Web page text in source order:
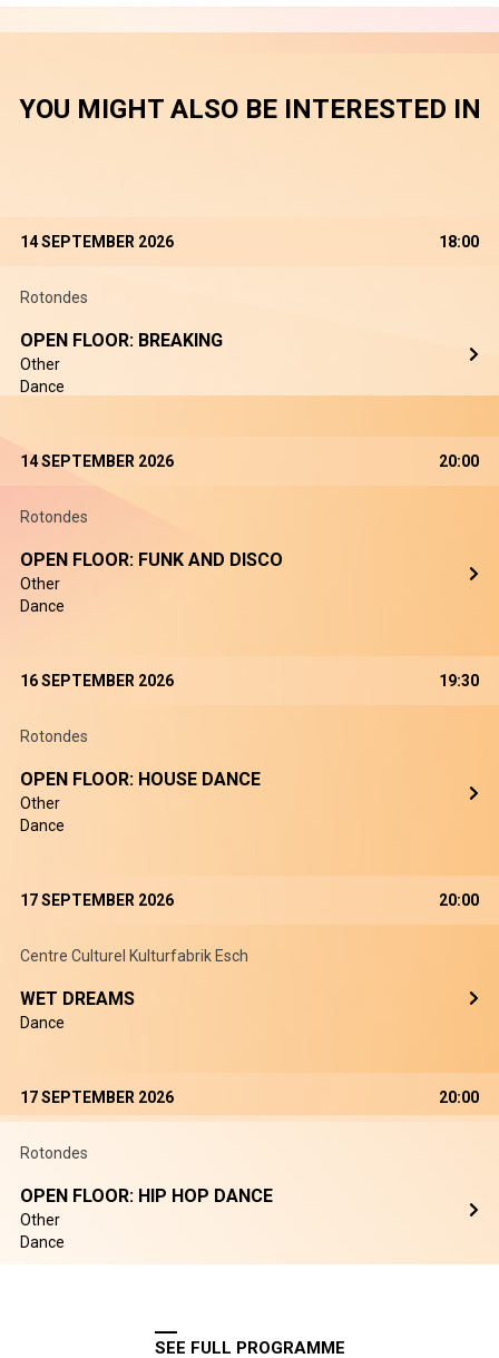
YOU MIGHT ALSO BE INTERESTED IN
14 SEPTEMBER 2026 18:00
Rotondes
OPEN FLOOR: BREAKING
Other
Dance
14 SEPTEMBER 2026 20:00
Rotondes
OPEN FLOOR: FUNK AND DISCO
Other
Dance
16 SEPTEMBER 2026 19:30
Rotondes
OPEN FLOOR: HOUSE DANCE
Other
Dance
17 SEPTEMBER 2026 20:00
Centre Culturel Kulturfabrik Esch
WET DREAMS
Dance
17 SEPTEMBER 2026 20:00
Rotondes
OPEN FLOOR: HIP HOP DANCE
Other
Dance
SEE FULL PROGRAMME